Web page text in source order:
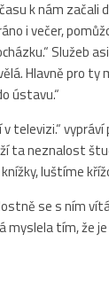
k nám
i večer,
Služeb
Hlavně pro ty
ústavu.“
televizi.“
ta neznalost
luštíme
se s ním
myslela tím, že